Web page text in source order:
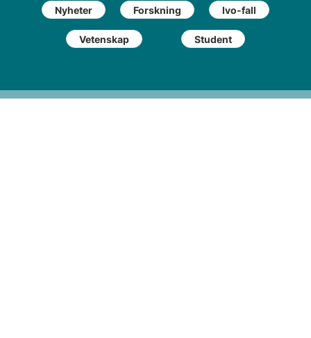
Nyheter Forskning Ivo-fall
Vetenskap Student